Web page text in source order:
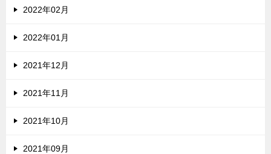
2022年02月
2022年01月
2021年12月
2021年11月
2021年10月
2021年09月